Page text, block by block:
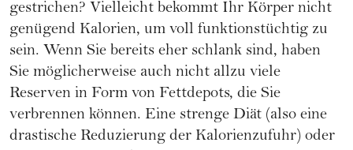
gestrichen? Vielleicht bekommt Ihr Körper nicht
genügend Kalorien, um voll funktionstüchtig zu
sein. Wenn Sie bereits eher schlank sind, haben
Sie möglicherweise auch nicht allzu viele
Reserven in Form von Fettdepots, die Sie
verbrennen können. Eine strenge Diät (also eine
drastische Reduzierung der Kalorienzufuhr) oder